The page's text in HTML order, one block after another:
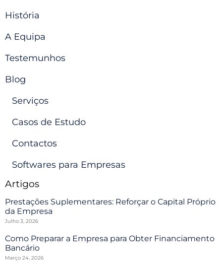
História
A Equipa
Testemunhos
Blog
Serviços
Casos de Estudo
Contactos
Softwares para Empresas
Artigos
Prestações Suplementares: Reforçar o Capital Próprio
da Empresa
Julho 3, 2026
Como Preparar a Empresa para Obter Financiamento
Bancário
Março 24, 2026